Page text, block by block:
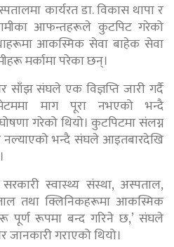
कार्यरत डा. विकास थापा र
आफन्तहरूले कुटपिट गरेको
आकस्मिक सेवा बाहेक सेवा
मर्कामा परेका छन्।
संघले एक विज्ञप्ति जारी गर्दै
माग पूरा नभएको भन्दै
गरेको थियो। कुटपिटमा संलग्न
नल्याएको भन्दै संघले आइतबारदेखि
स्वास्थ्य संस्था, अस्पताल,
तथा क्लिनिकहरूमा आकस्मिक
पूर्ण रूपमा बन्द गरिने छ,’ संघले
जानकारी गराएको थियो।